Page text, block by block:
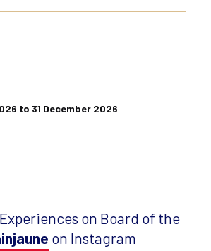
to 31 December 2026
on Board of the
on Instagram